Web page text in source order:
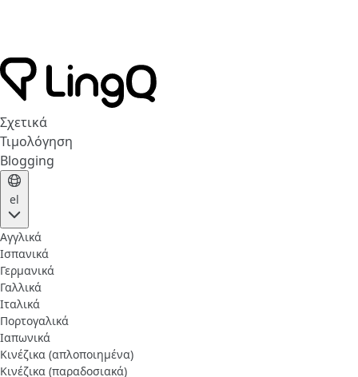
Σχετικά
Τιμολόγηση
Blogging
el
Αγγλικά
Ισπανικά
Γερμανικά
Γαλλικά
Ιταλικά
Πορτογαλικά
Ιαπωνικά
Κινέζικα (απλοποιημένα)
Κινέζικα (παραδοσιακά)